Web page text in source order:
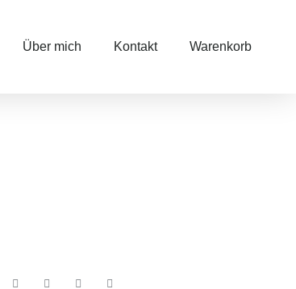
Über mich Kontakt Warenkorb